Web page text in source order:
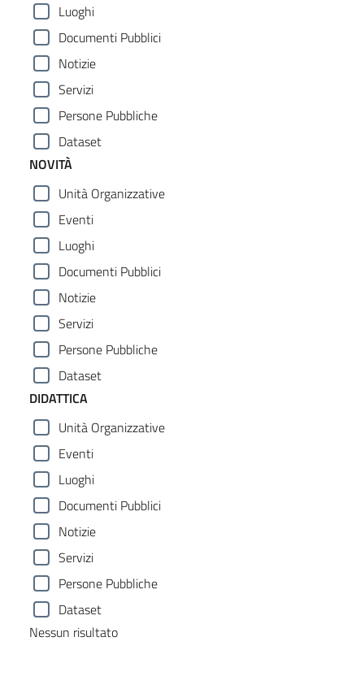
Luoghi
Documenti Pubblici
Notizie
Servizi
Persone Pubbliche
Dataset
NOVITÀ
Unità Organizzative
Eventi
Luoghi
Documenti Pubblici
Notizie
Servizi
Persone Pubbliche
Dataset
DIDATTICA
Unità Organizzative
Eventi
Luoghi
Documenti Pubblici
Notizie
Servizi
Persone Pubbliche
Dataset
Nessun risultato